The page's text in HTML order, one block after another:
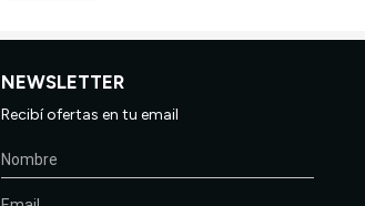
NEWSLETTER
Recibí ofertas en tu email